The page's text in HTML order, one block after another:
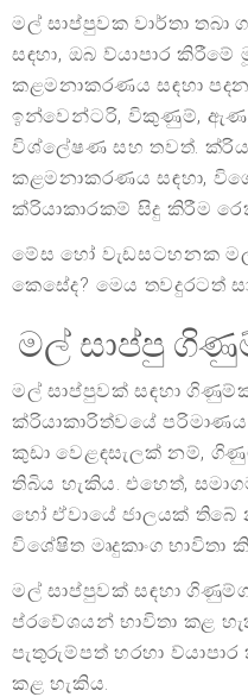
මල් සාප්පුවක වාර්තා
සඳහා, ඔබ ව්යාපාර
කළමනාකරණය සඳහා
ඉන්වෙන්ටරි, විකුණුම්,
විශ්ලේෂණ සහ තවත්.
කළමනාකරණය සඳහා,
ක්රියාකාරකම් සිදු කිරීම
මේස හෝ වැඩසටහනක මල්
කෙසේද? මෙය තවදුරටත්
මල් සාප්පු
මල් සාප්පුවක් සඳහා
ක්රියාකාරිත්වයේ
කුඩා වෙළඳසැලක් නම්,
තිබිය හැකිය. එහෙත්,
හෝ ඒවායේ ජාලයක් තිබේ
විශේෂිත මෘදුකාංග භාවිතා
මල් සාප්පුවක් සඳහා
ප්රවේශයන් භාවිතා කළ
පැතුරුම්පත් හරහා
කළ හැකිය.